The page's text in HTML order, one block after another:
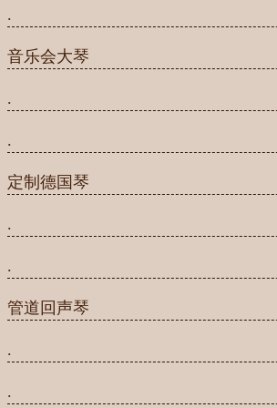
.
音乐会大琴
.
.
定制德国琴
.
.
管道回声琴
.
.